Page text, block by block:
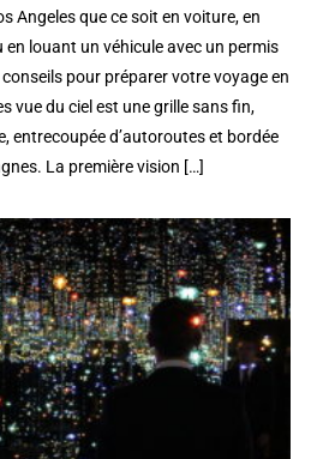
Angeles que ce soit en voiture, en
louant un véhicule avec un permis
pour préparer votre voyage en
vue du ciel est une grille sans fin,
entrecoupée d’autoroutes et bordée
La première vision […]